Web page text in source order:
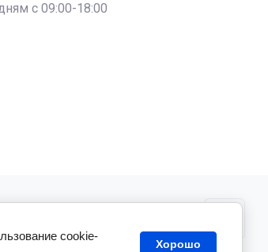
с 09:00-18:00
cookie-
Хорошо